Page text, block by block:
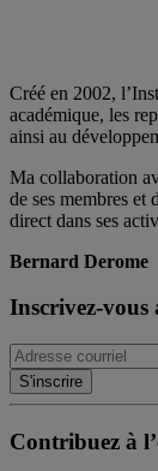
Créé en 2002,
académique, les
ainsi au
Ma collaboration
de ses membres et
direct dans ses
Bernard Derome
Inscrivez-
Contribuez à